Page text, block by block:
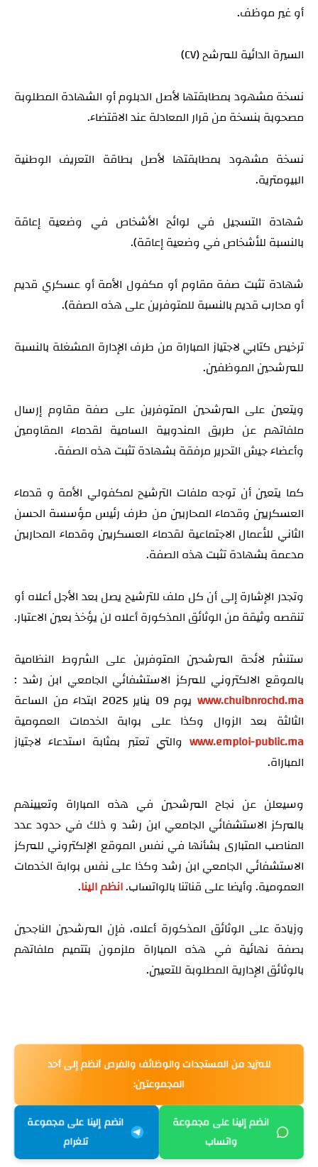
أو غير موظف.
السيرة الدائية للمرشح (CV)
نسخة مشهود بمطابقتها لأصل الدبلوم أو الشهادة المطلوبة
مصحوبة بنسخة من قرار المعادلة عند الاقتضاء.
نسخة مشهود بمطابقتها لأصل بطاقة التعريف الوطنية
البيومترية.
شهادة التسجيل في لوائح الأشخاص في وضعية إعاقة
بالنسبة للأشخاص في وضعية إعاقة).
شهادة تثبت صفة مقاوم أو مكفول الأمة أو عسكري قديم
أو محارب قديم بالنسبة للمتوفرين على هذه الصفة).
ترخيص كتابي لاجتياز المباراة من طرف الإدارة المشغلة بالنسبة
للمرشحين الموظفين.
ويتعين على المرشحين المتوفرين على صفة مقاوم إرسال
ملفاتهم عن طريق المندوبية السامية لقدماء المقاومين
وأعضاء جيش التحرير مرفقة بشهادة تثبت هذه الصفة.
كما يتعين أن توجه ملفات الترشيح لمكفولي الأمة و قدماء
العسكريين وقدماء المحاربين من طرف رئيس مؤسسة الحسن
الثاني للأعمال الاجتماعية لقدماء العسكريين وقدماء المحاربين
مدعمة بشهادة تثبت هذه الصفة.
وتجدر الإشارة إلى أن كل ملف للترشيح يصل بعد الأجل أعلاه أو
تنقصه وثيقة من الوثائق المذكورة أعلاه لن يؤخذ بعين الاعتبار.
ستنشر لائحة المرشحين المتوفرين على الشروط النظامية
بالموقع الالكتروني للمركز الاستشفائي الجامعي ابن رشد :
www.chuibnrochd.ma
يوم 09 يناير 2025 ابتداء من الساعة
الثالثة بعد الزوال وكذا على بوابة الخدمات العمومية
www.emploi-public.ma والتي تعتبر بمثابة استدعاء لاجتياز
المباراة.
وسيعلن عن نجاح المرشحين في هذه المباراة وتعيينهم
بالمركز الاستشفائي الجامعي ابن رشد و ذلك في حدود عدد
المناصب المتبارى بشأنها في نفس الموقع الإلكتروني للمركز
الاستشفائي الجامعي ابن رشد وكذا على نفس بوابة الخدمات
العمومية. وأيضا على قناتنا بالواتساب.انظم الينا.
وزيادة على الوثائق المذكورة أعلاه، فإن المرشحين الناجحين
بصفة نهائية في هذه المباراة ملزمون بتتميم ملفاتهم
بالوثائق الإدارية المطلوبة للتعيين.
للمزيد من المستجدات والوظائف والفرص أنظم إلى أحد
المجموعتين:
انضم إلينا على مجموعة
واتساب
انضم إلينا على مجموعة
تلغرام